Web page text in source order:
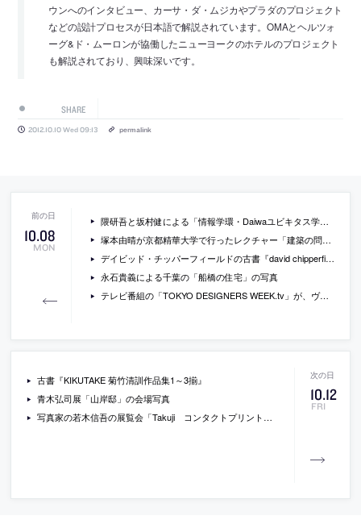
ウンへのインタビュー、カーサ・ダ・ムジカやプラダのプロジェクト
などの設計プロセスが日本語で解説されています。OMAとヘルツォ
ーグ&ド・ムーロンが協働したニューヨークのホテルのプロジェクト
も解説されており、興味深いです。
SHARE
2012.10.10 Wed 09:13 permalink
10.08
MON
隈研吾と坂村健による「情報学環・Daiwaユビキタス学術研究館(仮称)」が東大に建設へ
塚本由晴が京都精華大学で行ったレクチャー「建築の問題」の動画
デイビッド・チッパーフィールドの古書『david chipperfield 1991-1997 EL croquis 87』
永石貴義による千葉の「船橋の住宅」の写真
テレビ番組の「TOKYO DESIGNERS WEEK.tv」が、ヴェネチア･ビエンナーレ国際建築展の日本館を特集した動画
10.12
FRI
古書『KIKUTAKE 菊竹清訓作品集1～3揃』
青木弘司展「山岸邸」の会場写真
写真家の若木信吾の展覧会「Takuji コンタクトプリント展」が浜松のBOOKS AND PRINTS BLUE EASTで開催中